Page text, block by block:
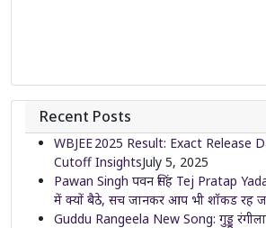
Recent Posts
WBJEE 2025 Result: Exact Release
Cutoff InsightsJuly 5, 2025
Pawan Singh पवन सिंह Tej Pratap
में क्यों बैठे, सच जानकर आप भी शॉकड रह
Guddu Rangeela New Song: गुड्डू